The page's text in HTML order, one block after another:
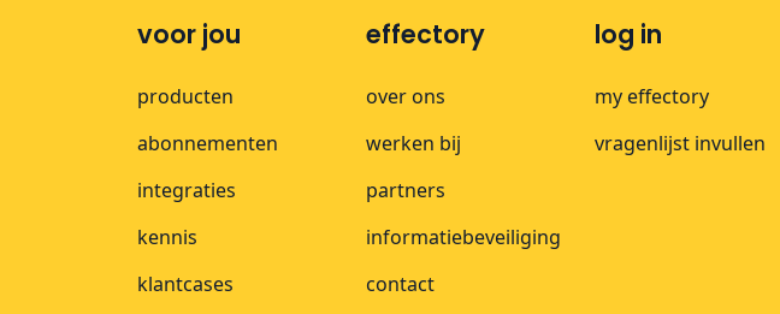
voor jou
producten
abonnementen
integraties
kennis
klantcases
effectory
over ons
werken bij
partners
informatiebeveiliging
contact
log in
my effectory
vragenlijst invullen